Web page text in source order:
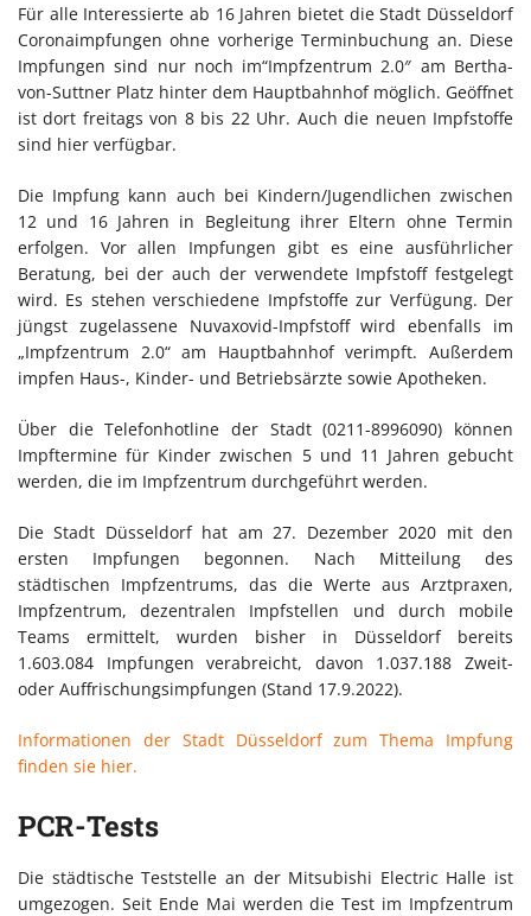
Für alle Interessierte ab 16 Jahren bietet die Stadt Düsseldorf
Coronaimpfungen ohne vorherige Terminbuchung an. Diese
Impfungen sind nur noch im“Impfzentrum 2.0″ am Bertha-
von-Suttner Platz hinter dem Hauptbahnhof möglich. Geöffnet
ist dort freitags von 8 bis 22 Uhr. Auch die neuen Impfstoffe
sind hier verfügbar.
Die Impfung kann auch bei Kindern/Jugendlichen zwischen
12 und 16 Jahren in Begleitung ihrer Eltern ohne Termin
erfolgen. Vor allen Impfungen gibt es eine ausführlicher
Beratung, bei der auch der verwendete Impfstoff festgelegt
wird. Es stehen verschiedene Impfstoffe zur Verfügung. Der
jüngst zugelassene Nuvaxovid-Impfstoff wird ebenfalls im
„Impfzentrum 2.0“ am Hauptbahnhof verimpft. Außerdem
impfen Haus-, Kinder- und Betriebsärzte sowie Apotheken.
Über die Telefonhotline der Stadt (0211-8996090) können
Impftermine für Kinder zwischen 5 und 11 Jahren gebucht
werden, die im Impfzentrum durchgeführt werden.
Die Stadt Düsseldorf hat am 27. Dezember 2020 mit den
ersten Impfungen begonnen. Nach Mitteilung des
städtischen Impfzentrums, das die Werte aus Arztpraxen,
Impfzentrum, dezentralen Impfstellen und durch mobile
Teams ermittelt, wurden bisher in Düsseldorf bereits
1.603.084 Impfungen verabreicht, davon 1.037.188 Zweit-
oder Auffrischungsimpfungen (Stand 17.9.2022).
Informationen der Stadt Düsseldorf zum Thema Impfung
finden sie hier.
PCR-Tests
Die städtische Teststelle an der Mitsubishi Electric Halle ist
umgezogen. Seit Ende Mai werden die Test im Impfzentrum